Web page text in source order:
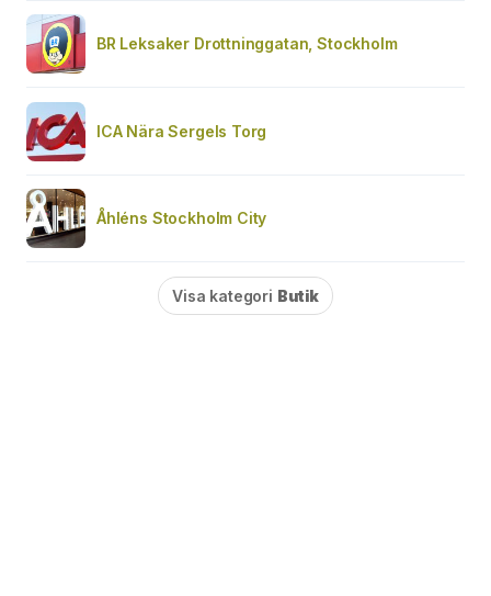
BR Leksaker Drottninggatan, Stockholm
ICA Nära Sergels Torg
Åhléns Stockholm City
Visa kategori Butik